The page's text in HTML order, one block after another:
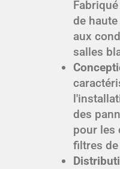
de
aux
salles
des
pour les
filtres